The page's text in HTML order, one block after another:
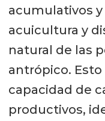
acumulativos
acuicultura y
natural de las
antrópico.
capacidad de
productivos,